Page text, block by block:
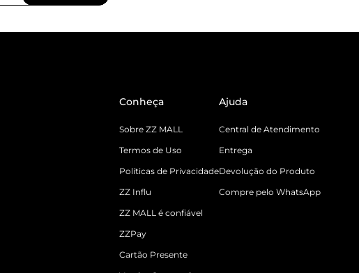
Conheça
Sobre ZZ MALL
Termos de Uso
Políticas de Privacidade
ZZ Influ
ZZ MALL é confiável
ZZPay
Cartão Presente
Ajuda
Central de Atendimento
Entrega
Devolução do Produto
Compre pelo WhatsApp